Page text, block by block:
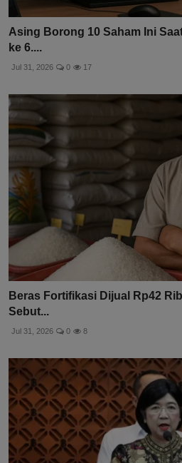
Asing Borong 10 Saham Ini
ke 6....
Jul 31, 2026 0 17
Beras Fortifikasi Dijual Rp42
Sebut...
Jul 31, 2026 0 8